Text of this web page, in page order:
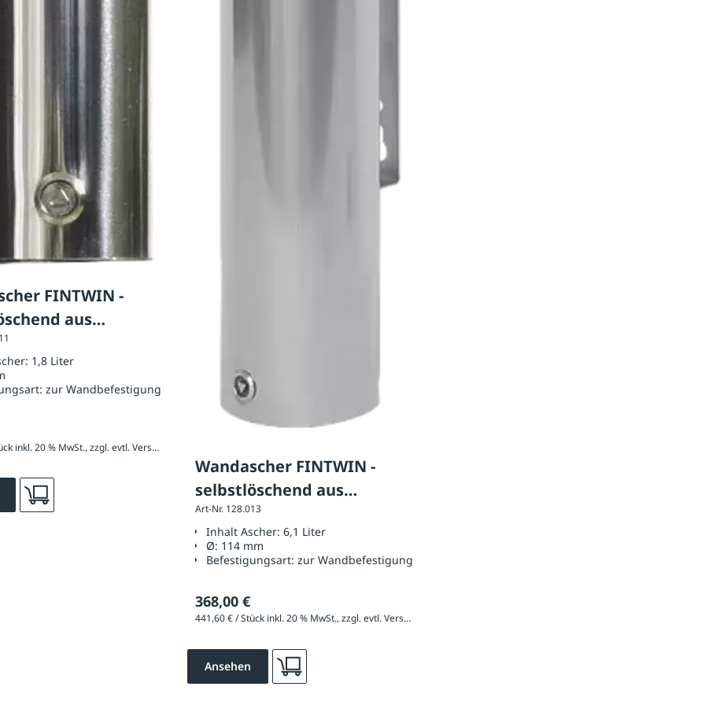
FINTWIN -
aus
1,8 Liter
zur Wandbefestigung
402,00 € / Stück inkl. 20 % MwSt., zzgl. evtl. Versandkosten
Wandascher FINTWIN -
selbstlöschend aus
Edelstahl
Art-Nr. 128.013
Inhalt Ascher:6,1 Liter
Ø: 114 mm
Befestigungsart:zur Wandbefestigung
368,00 €
441,60 € / Stück inkl. 20 % MwSt., zzgl. evtl. Versandkosten
Ansehen